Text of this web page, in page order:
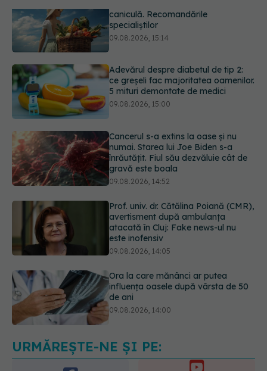
Adevărul despre diabetul de tip 2:
ce greșeli fac majoritatea oamenilor.
Cancerul s-a extins la oase și nu
numai. Starea lui Joe Biden s-a
09.08.2026, 14:52
Prof. univ. dr. Cătălina Poiană (CMR),
avertisment după ambulanța
atacată în Cluj: Fake news-ul nu
09.08.2026, 14:05
Ora la care mănânci ar putea
influența oasele după vârsta de 50
de ani
Cum alegem alimentele pe timp de
caniculă. Recomandările
URMĂREȘTE-NE ȘI PE: